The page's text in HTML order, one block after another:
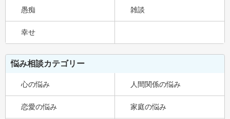
愚痴 雑談
幸せ
悩み相談カテゴリー
心の悩み 人間関係の悩み
恋愛の悩み 家庭の悩み